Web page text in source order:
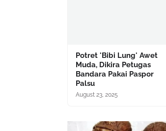
Potret 'Bibi Lung' Awet
Muda, Dikira Petugas
Bandara Pakai Paspor
Palsu
August 23, 2025